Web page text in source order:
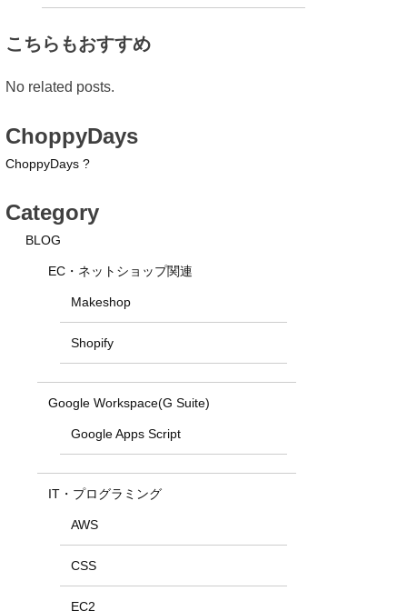
こちらもおすすめ
No related posts.
ChoppyDays
ChoppyDays ?
Category
BLOG
EC・ネットショップ関連
Makeshop
Shopify
Google Workspace(G Suite)
Google Apps Script
IT・プログラミング
AWS
CSS
EC2